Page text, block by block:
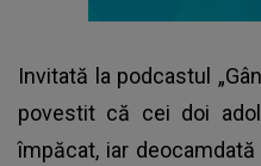
Invitată la podcastul
povestit că cei doi
împăcat, iar